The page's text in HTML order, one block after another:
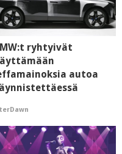
ryhtyivät
autoa